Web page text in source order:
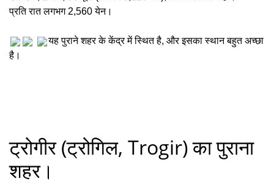
प्रति रात लगभग 2,560 येन।
यह पुराने शहर के केंद्र में स्थित है, और इसका स्थान बहुत अच्छा
है।
ट्रोगीर (ट्रोगिल, Trogir) का पुराना
शहर।